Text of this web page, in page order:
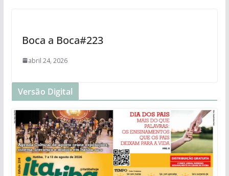
Boca a Boca#223
abril 24, 2026
Versão Digital